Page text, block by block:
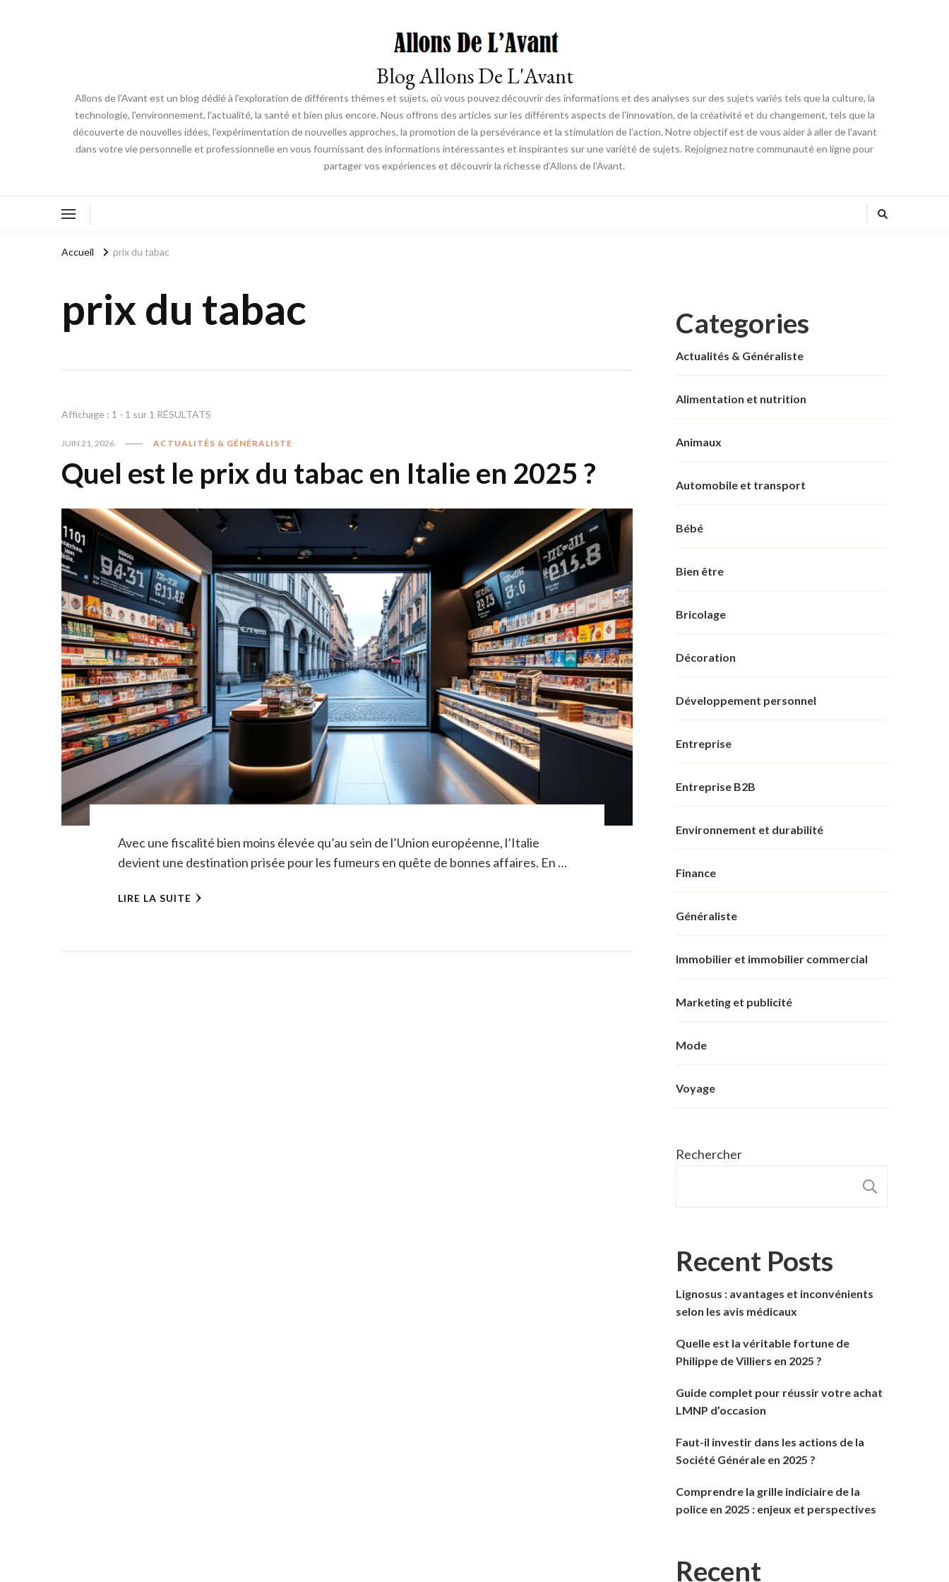
Blog Allons De L'Avant
Allons de l'Avant est un blog dédié à l'exploration de différents thèmes et sujets, où vous pouvez découvrir des informations et des analyses sur des sujets variés tels que la culture, la
technologie, l'environnement, l'actualité, la santé et bien plus encore. Nous offrons des articles sur les différents aspects de l'innovation, de la créativité et du changement, tels que la
découverte de nouvelles idées, l'expérimentation de nouvelles approches, la promotion de la persévérance et la stimulation de l'action. Notre objectif est de vous aider à aller de l'avant
dans votre vie personnelle et professionnelle en vous fournissant des informations intéressantes et inspirantes sur une variété de sujets. Rejoignez notre communauté en ligne pour
partager vos expériences et découvrir la richesse d'Allons de l'Avant.
Accueil prix du tabac
prix du tabac
Affichage : 1 - 1 sur 1 RÉSULTATS
JUIN 21, 2026 ACTUALITÉS & GÉNÉRALISTE
Quel est le prix du tabac en Italie en 2025 ?
Avec une fiscalité bien moins élevée qu’au sein de l’Union européenne, l’Italie
devient une destination prisée pour les fumeurs en quête de bonnes affaires. En …
LIRE LA SUITE
Categories
Actualités & Généraliste
Alimentation et nutrition
Animaux
Automobile et transport
Bébé
Bien être
Bricolage
Décoration
Développement personnel
Entreprise
Entreprise B2B
Environnement et durabilité
Finance
Généraliste
Immobilier et immobilier commercial
Marketing et publicité
Mode
Voyage
Rechercher
Recent Posts
Lignosus : avantages et inconvénients
selon les avis médicaux
Quelle est la véritable fortune de
Philippe de Villiers en 2025 ?
Guide complet pour réussir votre achat
LMNP d’occasion
Faut-il investir dans les actions de la
Société Générale en 2025 ?
Comprendre la grille indiciaire de la
police en 2025 : enjeux et perspectives
Recent